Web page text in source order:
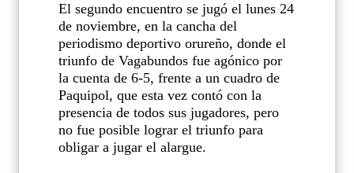
El segundo encuentro se jugó el lunes 24
de noviembre, en la cancha del
periodismo deportivo orureño, donde el
triunfo de Vagabundos fue agónico por
la cuenta de 6-5, frente a un cuadro de
Paquipol, que esta vez contó con la
presencia de todos sus jugadores, pero
no fue posible lograr el triunfo para
obligar a jugar el alargue.